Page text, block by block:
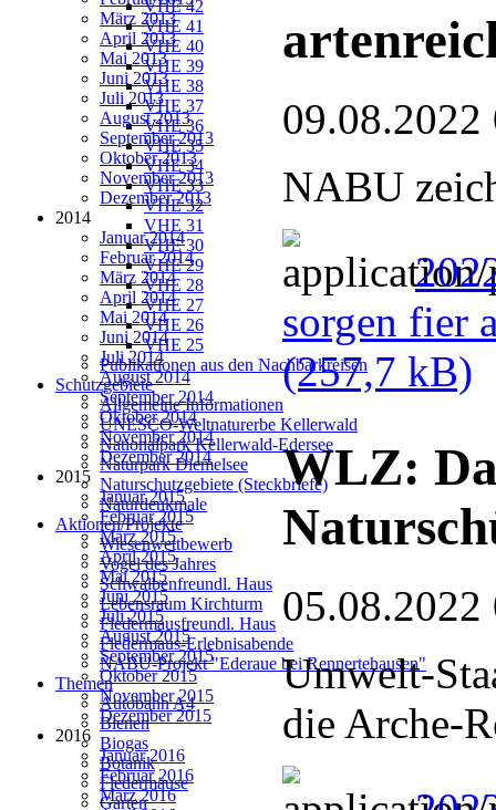
VHE 42
VHE 41
VHE 40
VHE 39
VHE 38
VHE 37
VHE 36
VHE 35
VHE 34
VHE 33
VHE 32
VHE 31
VHE 30
VHE 29
VHE 28
VHE 27
VHE 26
VHE 25
Publikationen aus den Nachbarkreisen
Schutzgebiete
Allgemeine Informationen
UNESCO-Weltnaturerbe Kellerwald
Nationalpark Kellerwald-Edersee
Naturpark Diemelsee
Naturschutzgebiete (Steckbriefe)
Naturdenkmale
Aktionen/Projekte
Wiesenwettbewerb
Vogel des Jahres
Schwalbenfreundl. Haus
Lebensraum Kirchturm
Fledermausfreundl. Haus
Fledermaus-Erlebnisabende
NABU-Projekt "Ederaue bei Rennertehausen"
Themen
Autobahn A4
Bienen
Biogas
Botanik
Fledermäuse
Garten
März 2013
April 2013
Mai 2013
Juni 2013
Juli 2013
August 2013
September 2013
Oktober 2013
November 2013
Dezember 2013
2014
Januar 2014
Februar 2014
März 2014
April 2014
Mai 2014
Juni 2014
Juli 2014
August 2014
September 2014
Oktober 2014
November 2014
Dezember 2014
2015
Januar 2015
Februar 2015
März 2015
April 2015
Mai 2015
Juni 2015
Juli 2015
August 2015
September 2015
Oktober 2015
November 2015
Dezember 2015
2016
Januar 2016
Februar 2016
März 2016
09.08.2022
NABU
sorgen fier
(257,7 kB)
WLZ:
05.08.2022
Umwelt-
die Arche-